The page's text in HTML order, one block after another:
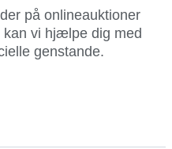
på onlineauktioner
vi hjælpe dig med
genstande.